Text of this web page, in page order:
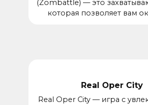
(Zombattle) — это
которая позволяет вам
Real Oper City
Real Oper City — игра с